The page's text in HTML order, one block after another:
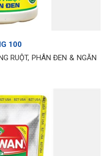
100
RUỘT, PHÂN ĐEN & NGĂN